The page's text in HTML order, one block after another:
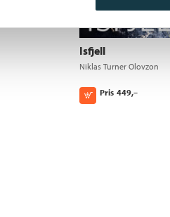
Isfjell
Niklas Turner Olovzon
Pris 449,–
Kjøp